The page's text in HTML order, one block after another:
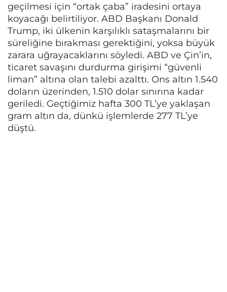
geçilmesi için “ortak çaba” iradesini ortaya
koyacağı belirtiliyor. ABD Başkanı Donald
Trump, iki ülkenin karşılıklı sataşmalarını bir
süreliğine bırakması gerektiğini, yoksa büyük
zarara uğrayacaklarını söyledi. ABD ve Çin’in,
ticaret savaşını durdurma girişimi “güvenli
liman” altına olan talebi azalttı. Ons altın 1.540
doların üzerinden, 1.510 dolar sınırına kadar
geriledi. Geçtiğimiz hafta 300 TL’ye yaklaşan
gram altın da, dünkü işlemlerde 277 TL’ye
düştü.